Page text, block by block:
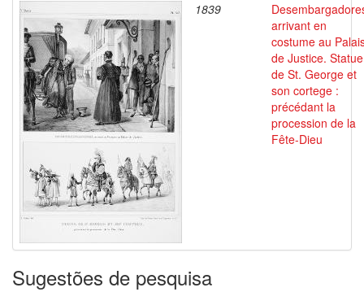
1839
arrivant en
costume au
de Justice. Statue
de St. George et
son cortege :
précédant la
procession de la
Fête-Dieu
Sugestões de pesquisa